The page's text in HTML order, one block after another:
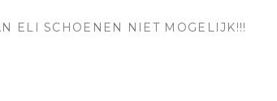
ELI SCHOENEN NIET MOGELIJK!!!